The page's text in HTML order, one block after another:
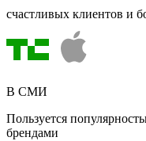
счастливых клиентов и
В СМИ
Пользуется
брендами